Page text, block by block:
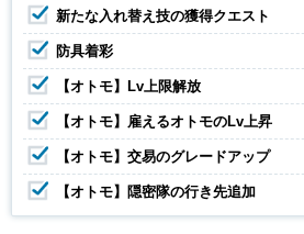
新たな入れ替え技の獲得クエスト
防具着彩
【オトモ】Lv上限解放
【オトモ】雇えるオトモのLv上昇
【オトモ】交易のグレードアップ
【オトモ】隠密隊の行き先追加